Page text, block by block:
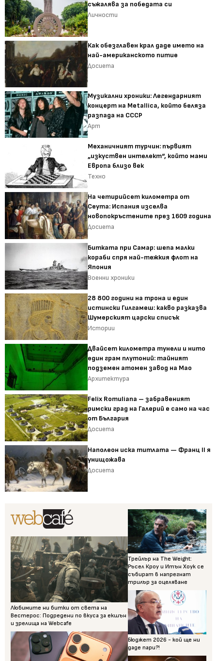
съжалява за победата си
Личности
Как обезглавен крал даде името на
най-американското питие
Досиета
Музикални хроники: Легендарният
концерт на Metallica, който беляза
разпада на СССР
Арт
Механичният турчин: първият
„изкуствен интелект“, който мами
Европа близо век
Техно
На четирийсет километра от
Сеута: Испания изселва
новопокръстените през 1609 година
Досиета
Битката при Самар: шепа малки
кораби спря най-тежкия флот на
Япония
Военни хроники
28 800 години на трона и един
истински Гилгамеш: какво разказва
Шумерският царски списък
Истории
Двайсет километра тунели и нито
един грам плутоний: тайният
подземен атомен завод на Мао
Архитектура
Felix Romuliana – забравеният
римски град на Галерий е само на час
от България
Досиета
Наполеон иска титлата — Франц II я
унищожава
Досиета
Любимите ни битки от света на
Вестерос: Подредени по вкуса за екшън
и зрелища на Webcafe
Трейлър на The Weight:
Ръсел Кроу и Итън Хоук се
събират в напрегнат
трилър за оцеляване
Бюджет 2026 - кой ще ни
даде пари?!